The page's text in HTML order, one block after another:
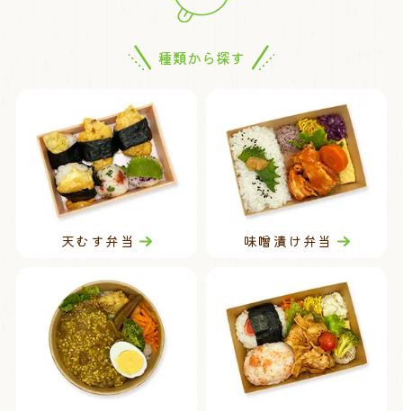
種類から探す
天むす弁当 味噌漬け弁当